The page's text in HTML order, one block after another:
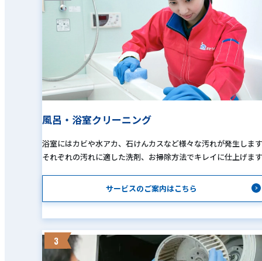
風呂・浴室クリーニング
浴室にはカビや水アカ、石けんカスなど様々な汚れが発生しま
それぞれの汚れに適した洗剤、お掃除方法でキレイに仕上げま
サービスのご案内はこちら
3